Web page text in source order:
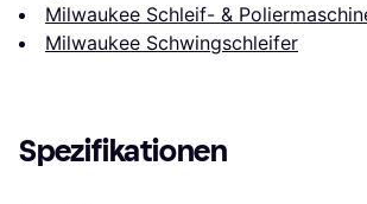
Milwaukee Schleif- &
Milwaukee Schwingschleifer
Spezifikationen